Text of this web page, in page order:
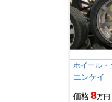
ホイール・
エンケイ
価格 8万円